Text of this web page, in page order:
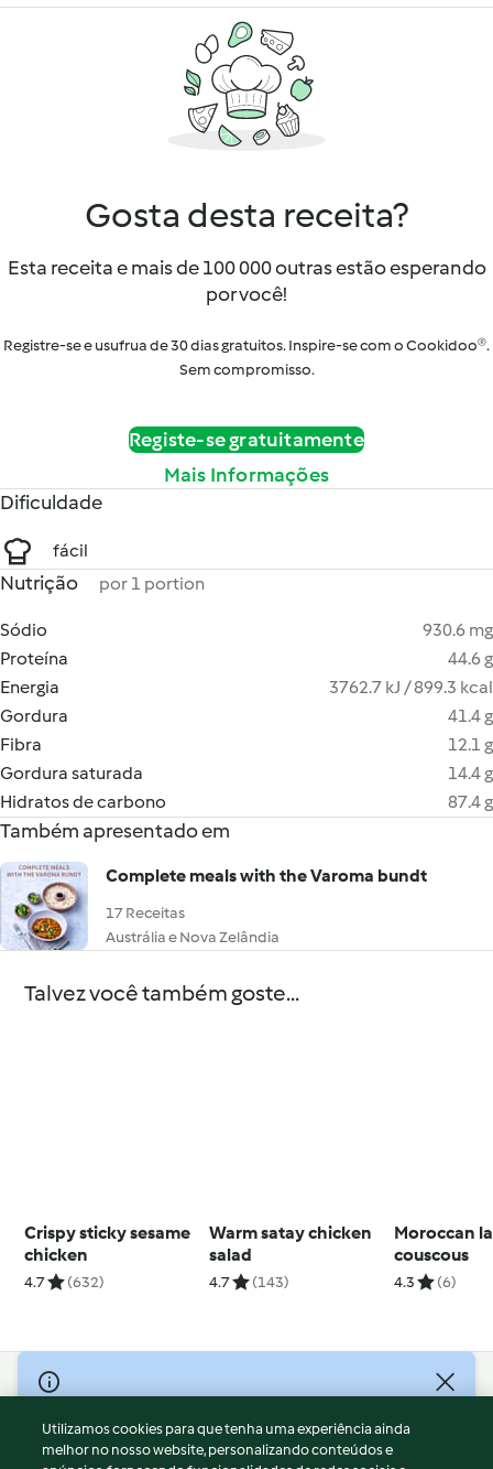
Gosta desta receita?
Esta receita e mais de 100 000 outras estão esperando
por você!
Registre-se e usufrua de 30 dias gratuitos. Inspire-se com o Cookidoo®.
Sem compromisso.
Registe-se gratuitamente
Mais Informações
Dificuldade
fácil
Nutrição por 1 portion
Sódio
930.6 mg
Proteína
44.6 g
Energia
3762.7 kJ / 899.3 kcal
Gordura
41.4 g
Fibra
12.1 g
Gordura saturada
14.4 g
Hidratos de carbono
87.4 g
Também apresentado em
Complete meals with the Varoma bundt
17 Receitas
Austrália e Nova Zelândia
Talvez você também goste...
Crispy sticky sesame
chicken
4.7 (632)
Warm satay chicken
salad
4.7 (143)
Moroccan
couscous
4.3 (6)
© Copyright 2026
Termos de Utilização
Aviso sobre Proteção de Dados
Utilizamos cookies para que tenha uma experiência ainda
melhor no nosso website, personalizando conteúdos e